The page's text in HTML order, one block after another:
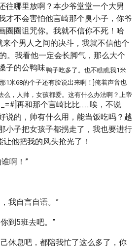
往哪里放啊？本少爷堂堂一个大男
才不会害怕他言崎那个臭小子，你爷
圈圈诅咒你。我就不信你不死！哈
个男人之间的决斗，我就不信他个
。我看他一定会长脚气，那么大个
子的公鸭味鸭子吃多了。也不瞧瞧我1米
1米68的个子还有脸说出来啊！]俺着声音也
么，人帅，女孩都爱。这有什么办法啊？上帝
再和那个言崎比比……唉，不说
说的，帅有什么用，能当饭吃吗？越
小子把女孩子都拐走了，我也要进行
让他把我的风头抢光了！
啊！”
我自言自语。”
到5班去吧。”
休息吧，都陪我忙了这么多了，你